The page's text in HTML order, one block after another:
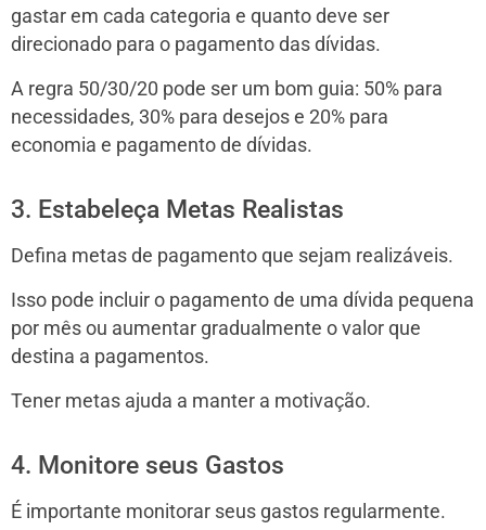
gastar em cada categoria e quanto deve ser
direcionado para o pagamento das dívidas.
A regra 50/30/20 pode ser um bom guia: 50% para
necessidades, 30% para desejos e 20% para
economia e pagamento de dívidas.
3. Estabeleça Metas Realistas
Defina metas de pagamento que sejam realizáveis.
Isso pode incluir o pagamento de uma dívida pequena
por mês ou aumentar gradualmente o valor que
destina a pagamentos.
Tener metas ajuda a manter a motivação.
4. Monitore seus Gastos
É importante monitorar seus gastos regularmente.